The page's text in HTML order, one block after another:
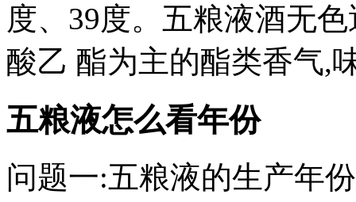
度、39度。五粮液酒无
酸乙 酯为主的酯类香气,
五粮液怎么看年份
问题一:五粮液的生产年